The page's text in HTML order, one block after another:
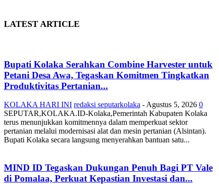
LATEST ARTICLE
Bupati Kolaka Serahkan Combine Harvester untuk
Petani Desa Awa, Tegaskan Komitmen Tingkatkan
Produktivitas Pertanian...
KOLAKA HARI INI redaksi seputarkolaka - Agustus 5, 2026 0
SEPUTAR,KOLAKA.ID-Kolaka,Pemerintah Kabupaten Kolaka
terus menunjukkan komitmennya dalam memperkuat sektor
pertanian melalui modernisasi alat dan mesin pertanian (Alsintan).
Bupati Kolaka secara langsung menyerahkan bantuan satu...
MIND ID Tegaskan Dukungan Penuh Bagi PT Vale
di Pomalaa, Perkuat Kepastian Investasi dan...